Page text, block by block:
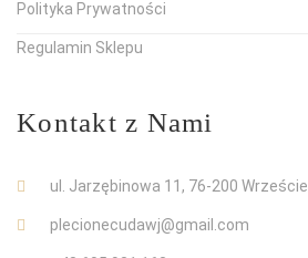
Polityka Prywatności
Regulamin Sklepu
Kontakt z Nami
ul. Jarzębinowa 11, 76-200 Wrzeście
plecionecudawj@gmail.com